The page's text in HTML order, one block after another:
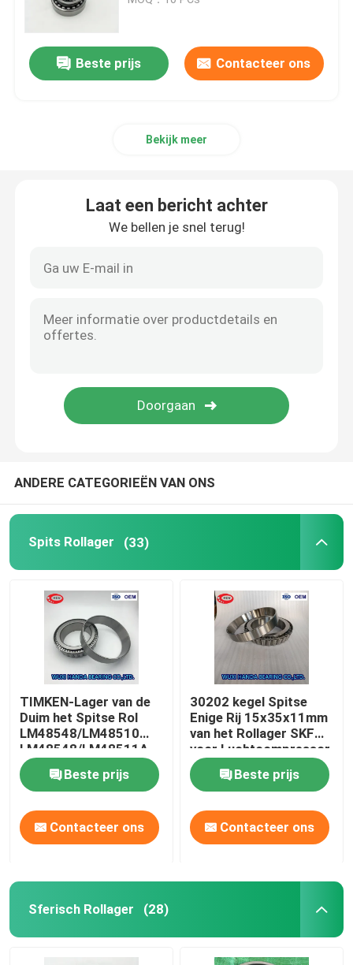
Hoekig ContactKogellager
Het Kogellager van SKF
FAG Sferisch Rollager
Het kogellager van NSK
gekruiste rollagers
Beste prijs Contacteer ons
Bekijk meer
Laat een bericht achter
We bellen je snel terug!
ANDERE CATEGORIEËN VAN ONS
Spits Rollager (33)
TIMKEN-Lager van de
Duim het Spitse Rol
LM48548/LM48510
LM48548/LM48511A
Beste prijs
Contacteer ons
30202 kegel Spitse
Enige Rij 15x35x11mm
van het Rollager SKF
voor Luchtcompressor
Beste prijs
Contacteer ons
Sferisch Rollager (28)